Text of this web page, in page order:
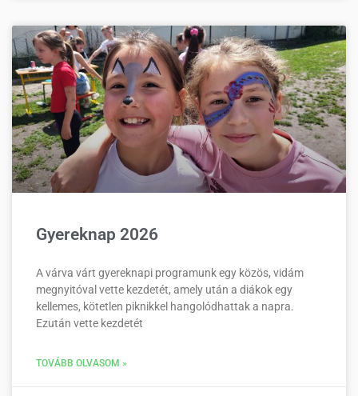
Gyereknap 2026
A várva várt gyereknapi programunk egy közös, vidám
megnyitóval vette kezdetét, amely után a diákok egy
kellemes, kötetlen piknikkel hangolódhattak a napra.
Ezután vette kezdetét
TOVÁBB OLVASOM »